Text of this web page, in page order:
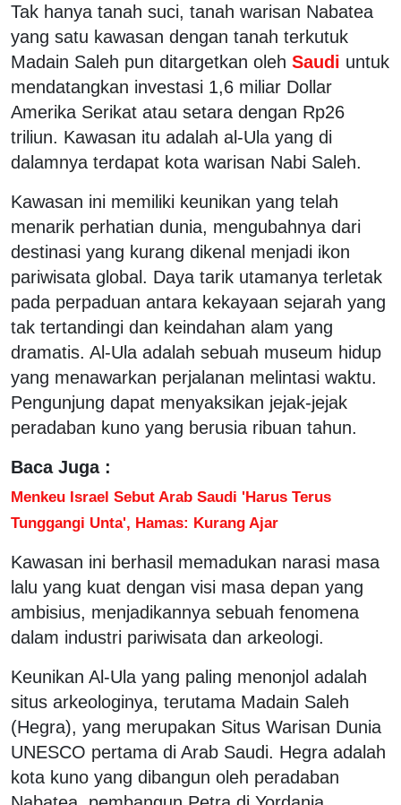
Tak hanya tanah suci, tanah warisan Nabatea
yang satu kawasan dengan tanah terkutuk
Madain Saleh pun ditargetkan oleh Saudi untuk
mendatangkan investasi 1,6 miliar Dollar
Amerika Serikat atau setara dengan Rp26
triliun. Kawasan itu adalah al-Ula yang di
dalamnya terdapat kota warisan Nabi Saleh.
Kawasan ini memiliki keunikan yang telah
menarik perhatian dunia, mengubahnya dari
destinasi yang kurang dikenal menjadi ikon
pariwisata global. Daya tarik utamanya terletak
pada perpaduan antara kekayaan sejarah yang
tak tertandingi dan keindahan alam yang
dramatis. Al-Ula adalah sebuah museum hidup
yang menawarkan perjalanan melintasi waktu.
Pengunjung dapat menyaksikan jejak-jejak
peradaban kuno yang berusia ribuan tahun.
Baca Juga :
Menkeu Israel Sebut Arab Saudi 'Harus Terus
Tunggangi Unta', Hamas: Kurang Ajar
Kawasan ini berhasil memadukan narasi masa
lalu yang kuat dengan visi masa depan yang
ambisius, menjadikannya sebuah fenomena
dalam industri pariwisata dan arkeologi.
Keunikan Al-Ula yang paling menonjol adalah
situs arkeologinya, terutama Madain Saleh
(Hegra), yang merupakan Situs Warisan Dunia
UNESCO pertama di Arab Saudi. Hegra adalah
kota kuno yang dibangun oleh peradaban